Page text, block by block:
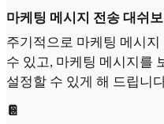
마케팅 메시지 전송 대쉬
주기적으로 마케팅 메시
수 있고, 마케팅 메시지를
설정할 수 있게 해 드립니
📔